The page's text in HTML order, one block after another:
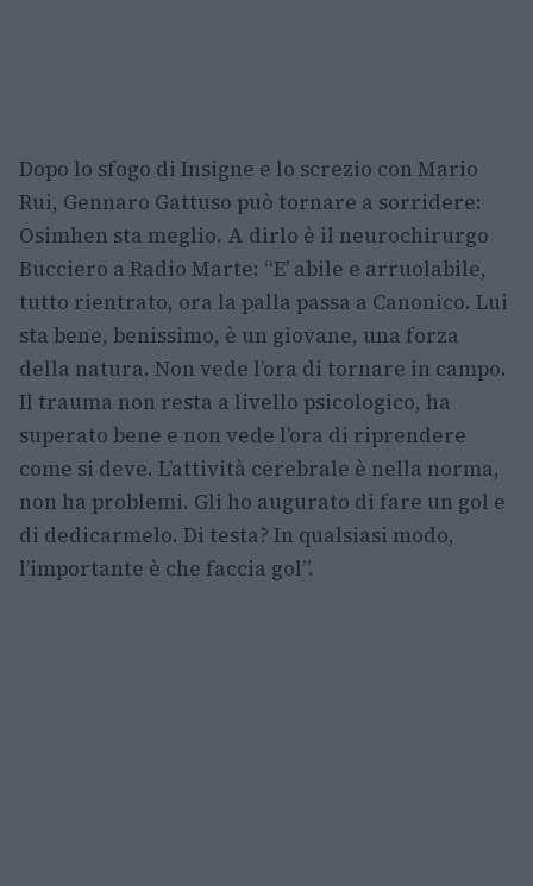
Dopo lo sfogo di Insigne e lo screzio con Mario
Rui, Gennaro Gattuso può tornare a sorridere:
Osimhen sta meglio. A dirlo è il neurochirurgo
Bucciero a Radio Marte: “E’ abile e arruolabile,
tutto rientrato, ora la palla passa a Canonico. Lui
sta bene, benissimo, è un giovane, una forza
della natura. Non vede l’ora di tornare in campo.
Il trauma non resta a livello psicologico, ha
superato bene e non vede l’ora di riprendere
come si deve. L’attività cerebrale è nella norma,
non ha problemi. Gli ho augurato di fare un gol e
di dedicarmelo. Di testa? In qualsiasi modo,
l’importante è che faccia gol”.